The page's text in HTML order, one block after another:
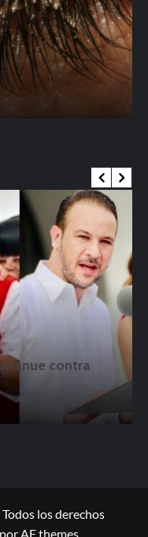
contra
los derechos
por AF themes.